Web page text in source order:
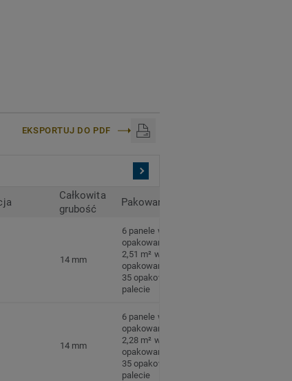
EKSPORTUJ DO PDF
Całkowita
grubość
Pakowanie
14 mm
6 panele w
opakowaniu
2,51 m² w
opakowaniu
35 opakowań na
palecie
14 mm
6 panele w
opakowaniu
2,28 m² w
opakowaniu
35 opakowań na
palecie